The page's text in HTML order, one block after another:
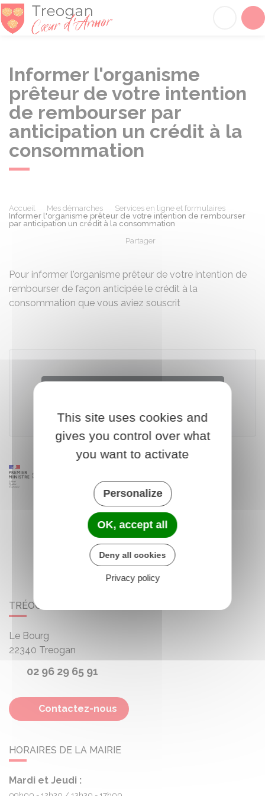
Informer l'organisme
prêteur de votre intention
de rembourser par
anticipation un crédit à la
consommation
Accueil Mes démarches
Services en ligne et formulaires
Informer l'organisme prêteur de votre intention de rembourser
par anticipation un crédit à la consommation
Partager
Pour informer l'organisme prêteur de votre intention de
rembourser de façon anticipée le crédit à la
consommation que vous aviez souscrit
Institut national de la consommation (INC)
TRÉOGAN
Le Bourg
22340 Treogan
02 96 29 65 91
Contactez-nous
HORAIRES DE LA MAIRIE
Mardi et Jeudi :
This site uses cookies and
gives you control over what
you want to activate
Personalize
OK, accept all
Deny all cookies
Privacy policy